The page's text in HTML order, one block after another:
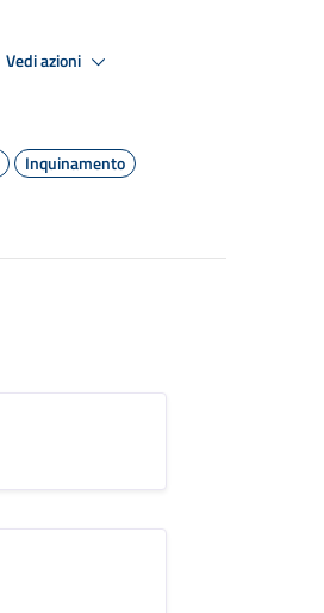
Vedi azioni
Inquinamento